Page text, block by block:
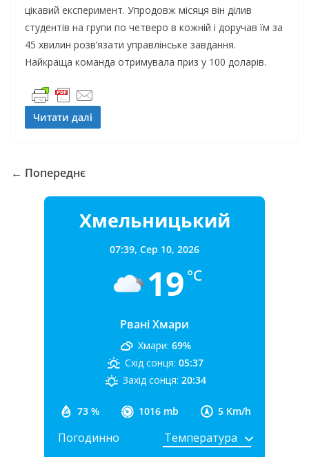
цікавий експеримент. Упродовж місяця він ділив
студентів на групи по четверо в кожній і доручав їм за
45 хвилин розв’язати управлінське завдання.
Найкраща команда отримувала приз у 100 доларів.
Читати далі
← Попереднє
Хмельницький
07:39, Сер 10, 2026
19 °C
Рвані Хмари
73 % 1016 mb 5 Km/h
Хмари: 69%
Схід сонця: 05:37
Захід сонця: 20:34
Погодинно